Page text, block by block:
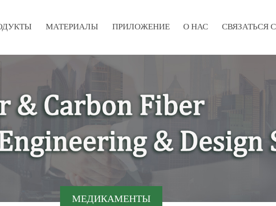
МАТЕРИАЛЫ ПРИЛОЖЕНИЕ О НАС СВЯЗАТЬСЯ
МЕДИКАМЕНТЫ